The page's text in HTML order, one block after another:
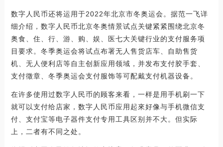
数字人民币还将运用于2022年北京市冬奥运会。据范一飞详
细介绍，数字人民币北京冬奥情景试点关键紧紧围绕北京冬
奥食、住、行、游、购、娱、医七大关键行业的支付服务项
目要求。冬季奥运会将试点布署无人售货店车、自助售货
机、无人便利店等自主创新应用领域，并发布支付胶手套、
支付徵章、冬季奥运会支付服饰等可配戴支付机器设备。
在许多使用过数字人民币的顾客来看，一样是用手机刷一下
就可以支付给店家，数字人民币应用起來好像与手机微信支
付、支付宝等电子器件支付专用工具区别并不大。但实际
上，二者有不同之处。